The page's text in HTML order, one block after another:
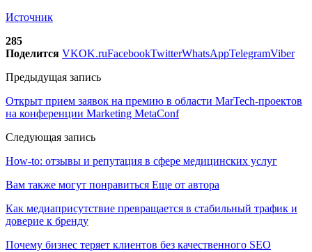
Источник
285
Поделится VKOK.ruFacebookTwitterWhatsAppTelegramViber
Предыдущая запись
Открыт прием заявок на премию в области MarTech-проектов
на конференции Marketing MetaConf
Следующая запись
How-to: отзывы и репутация в сфере медицинских услуг
Вам также могут понравиться Еще от автора
Как медиаприсутствие превращается в стабильный трафик и
доверие к бренду
Почему бизнес теряет клиентов без качественного SEO